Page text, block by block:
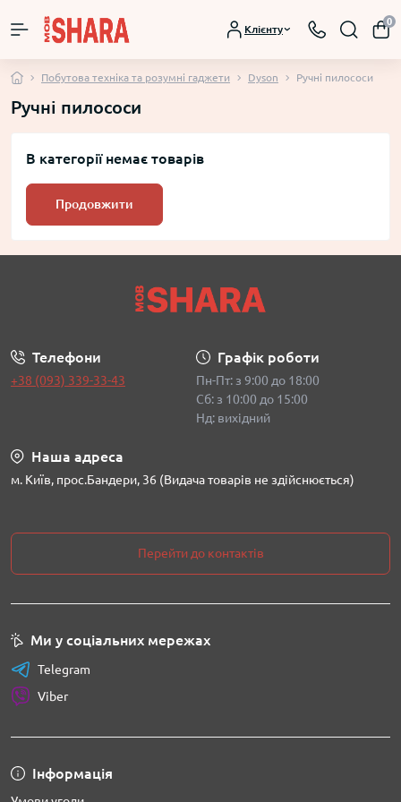
Клієнту
0
Побутова техніка та розумні гаджети Dyson Ручні пилососи
Ручні пилососи
В категорії немає товарів
Продовжити
Телефони
+38 (093) 339-33-43
Графік роботи
Пн-Пт: з 9:00 до 18:00
Сб: з 10:00 до 15:00
Нд: вихідний
Наша адреса
м. Київ, прос.Бандери, 36 (Видача товарів не здійснюється)
Перейти до контактів
Інформація
Ми у соціальних мережах
Telegram
Viber